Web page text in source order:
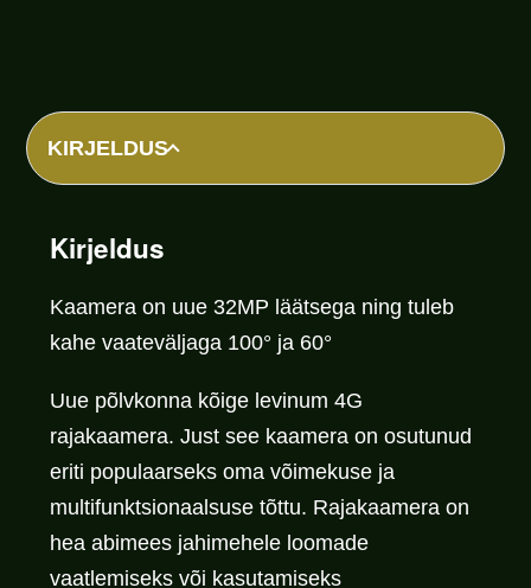
KIRJELDUS
Kirjeldus
Kaamera on uue 32MP läätsega ning tuleb
kahe vaateväljaga 100° ja 60°
Uue põlvkonna kõige levinum 4G
rajakaamera. Just see kaamera on osutunud
eriti populaarseks oma võimekuse ja
multifunktsionaalsuse tõttu. Rajakaamera on
hea abimees jahimehele loomade
vaatlemiseks või kasutamiseks